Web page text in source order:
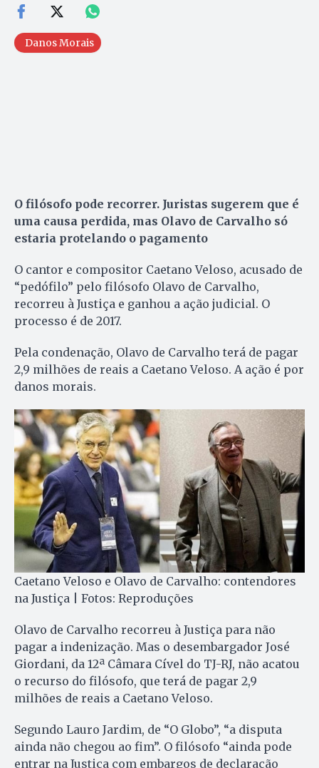
Danos Morais
O filósofo pode recorrer. Juristas sugerem que é
uma causa perdida, mas Olavo de Carvalho só
estaria protelando o pagamento
O cantor e compositor Caetano Veloso, acusado de
“pedófilo” pelo filósofo Olavo de Carvalho,
recorreu à Justiça e ganhou a ação judicial. O
processo é de 2017.
Pela condenação, Olavo de Carvalho terá de pagar
2,9 milhões de reais a Caetano Veloso. A ação é por
danos morais.
Caetano Veloso e Olavo de Carvalho: contendores
na Justiça | Fotos: Reproduções
Olavo de Carvalho recorreu à Justiça para não
pagar a indenização. Mas o desembargador José
Giordani, da 12ª Câmara Cível do TJ-RJ, não acatou
o recurso do filósofo, que terá de pagar 2,9
milhões de reais a Caetano Veloso.
Segundo Lauro Jardim, de “O Globo”, “a disputa
ainda não chegou ao fim”. O filósofo “ainda pode
entrar na Justiça com embargos de declaração